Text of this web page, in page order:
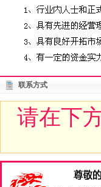
联系方式
请在下